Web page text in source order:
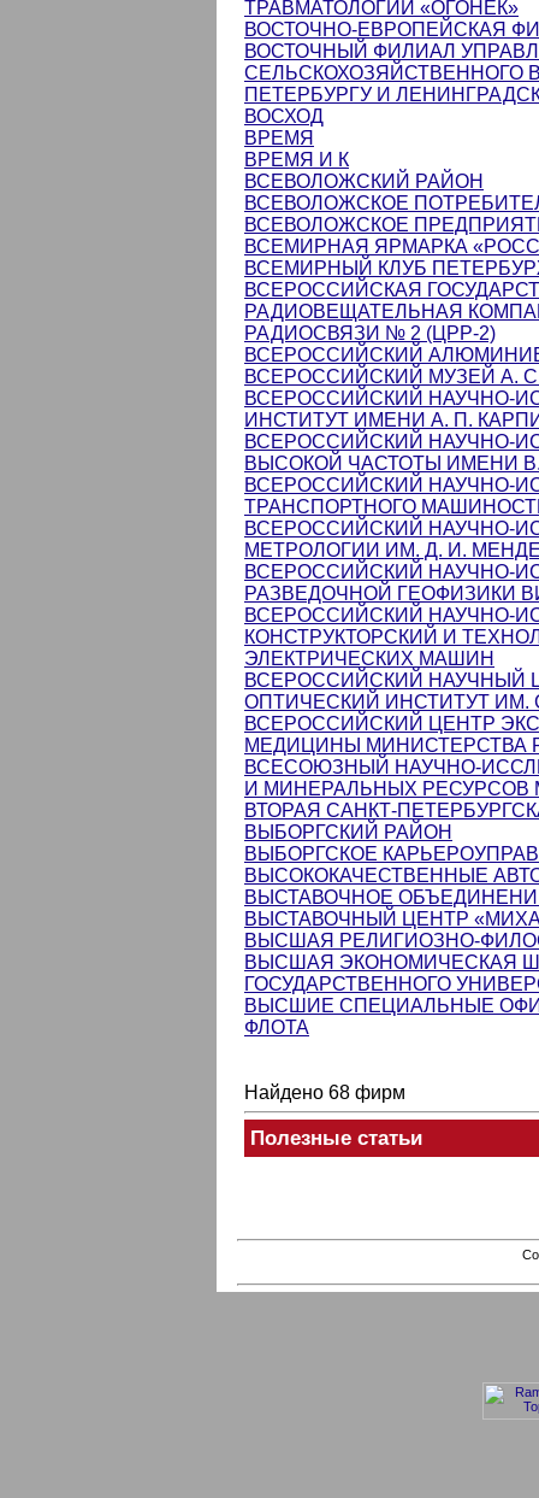
ТРАВМАТОЛОГИИ «ОГОНЕК»
ВОСТОЧНО-ЕВРОПЕЙСКАЯ
ВОСТОЧНЫЙ ФИЛИАЛ
СЕЛЬСКОХОЗЯЙСТВЕННОГО
ПЕТЕРБУРГУ И
ВОСХОД
ВРЕМЯ
ВРЕМЯ И К
ВСЕВОЛОЖСКИЙ РАЙОН
ВСЕВОЛОЖСКОЕ
ВСЕВОЛОЖСКОЕ
ВСЕМИРНАЯ ЯРМАРКА
ВСЕМИРНЫЙ КЛУБ
ВСЕРОССИЙСКАЯ
РАДИОВЕЩАТЕЛЬНАЯ
РАДИОСВЯЗИ № 2 (ЦРР-2)
ВСЕРОССИЙСКИЙ
ВСЕРОССИЙСКИЙ МУЗЕЙ А.
ВСЕРОССИЙСКИЙ НАУЧНО-
ИНСТИТУТ ИМЕНИ А. П.
ВСЕРОССИЙСКИЙ НАУЧНО-
ВЫСОКОЙ ЧАСТОТЫ ИМЕНИ
ВСЕРОССИЙСКИЙ НАУЧНО-
ТРАНСПОРТНОГО
ВСЕРОССИЙСКИЙ НАУЧНО-
МЕТРОЛОГИИ ИМ. Д. И.
ВСЕРОССИЙСКИЙ НАУЧНО-
РАЗВЕДОЧНОЙ ГЕОФИЗИКИ
ВСЕРОССИЙСКИЙ НАУЧНО-
КОНСТРУКТОРСКИЙ И
ЭЛЕКТРИЧЕСКИХ МАШИН
ВСЕРОССИЙСКИЙ НАУЧНЫЙ
ОПТИЧЕСКИЙ ИНСТИТУТ ИМ.
ВСЕРОССИЙСКИЙ ЦЕНТР
МЕДИЦИНЫ МИНИСТЕРСТВА
ВСЕСОЮЗНЫЙ НАУЧНО-
И МИНЕРАЛЬНЫХ РЕСУРСОВ
ВТОРАЯ САНКТ-
ВЫБОРГСКИЙ РАЙОН
ВЫБОРГСКОЕ
ВЫСОКОКАЧЕСТВЕННЫЕ
ВЫСТАВОЧНОЕ
ВЫСТАВОЧНЫЙ ЦЕНТР
ВЫСШАЯ РЕЛИГИОЗНО-
ВЫСШАЯ ЭКОНОМИЧЕСКАЯ
ГОСУДАРСТВЕННОГО
ВЫСШИЕ СПЕЦИАЛЬНЫЕ
ФЛОТА
Найдено 68 фирм
Полезные статьи